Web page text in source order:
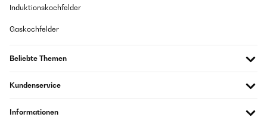
Induktionskochfelder
Gaskochfelder
Beliebte Themen
Kundenservice
Informationen